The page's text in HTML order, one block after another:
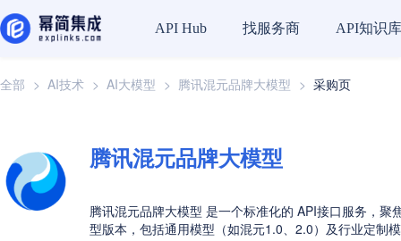
API Hub 找服务商 API知识库
全部 > AI技术 > AI大模型 > 腾讯混元品牌大模型 > 采购页
腾讯混元品牌大模型
腾讯混元品牌大模型 是一个标准化的 API接口服务，
型版本，包括通用模型（如混元1.0、2.0）及行业定制